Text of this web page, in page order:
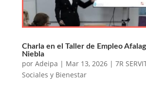
Charla en el Taller de Empleo
Niebla
por Adeipa | Mar 13, 2026| 7R
Sociales y Bienestar